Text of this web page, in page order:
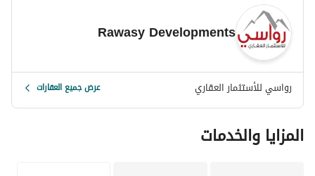
Rawasy Developments
رواسي للأستثمار العقاري عرض جميع العقارات
المزايا والخدمات